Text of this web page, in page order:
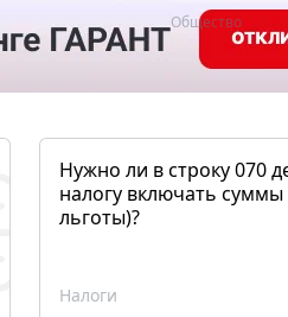
Общество
Нужно ли в строку 070
налогу включать
льготы)?
Налоги